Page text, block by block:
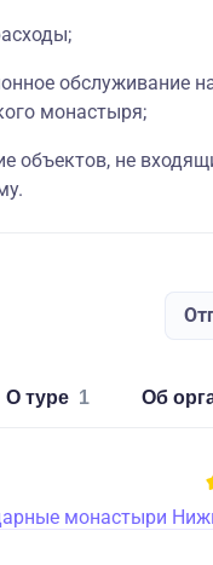
обслуживание
монастыря;
объектов, не
о туре 1 об
монастыри